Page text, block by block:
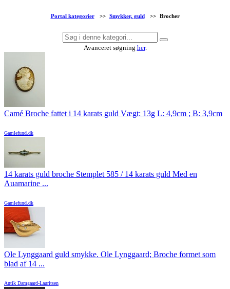
Portal kategorier >> Smykker, guld >> Brocher
Avanceret søgning her.
Camé Broche fattet i 14 karats guld Vægt: 13g L: 4,9cm ; B: 3,9cm
Gamlefund.dk
14 karats guld broche Stemplet 585 / 14 karats guld Med en
Auamarine ...
Gamlefund.dk
Ole Lynggaard guld smykke. Ole Lynggaard; Broche formet som
blad af 14 ...
Antik Damgaard-Lauritsen